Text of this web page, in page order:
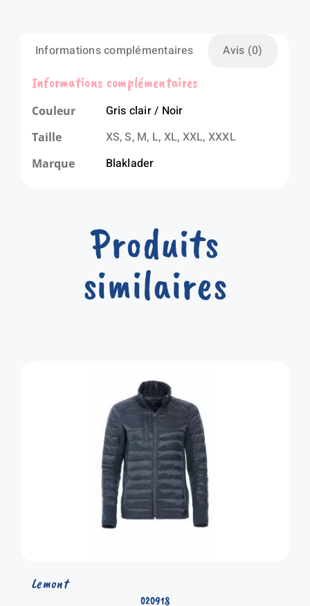
Informations complémentaires Avis (0)
Informations complémentaires
Couleur Gris clair / Noir
Taille XS, S, M, L, XL, XXL, XXXL
Marque Blaklader
Produits
similaires
020918
Lemont